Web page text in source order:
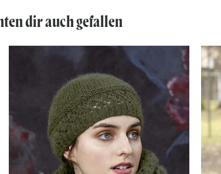
dir auch gefallen